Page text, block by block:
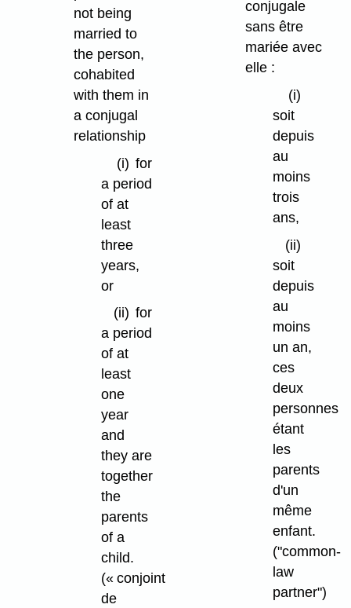
not being
married to
the person,
cohabited
with them in
a conjugal
relationship
(i) for
a period
of at
least
three
years,
or
(ii) for
a period
of at
least
one
year
and
they are
together
the
parents
of a
child.
(« conjoint
de
conjugale
sans être
mariée avec
elle :
(i)
soit
depuis
au
moins
trois
ans,
(ii)
soit
depuis
au
moins
un an,
ces
deux
personnes
étant
les
parents
d'un
même
enfant.
("common-
law
partner")